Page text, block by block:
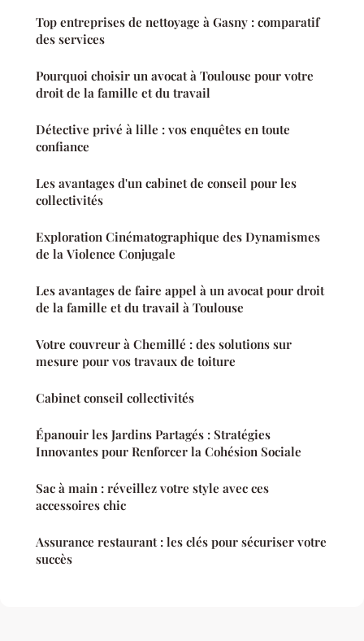
Top entreprises de nettoyage à Gasny : comparatif
des services
Pourquoi choisir un avocat à Toulouse pour votre
droit de la famille et du travail
Détective privé à lille : vos enquêtes en toute
confiance
Les avantages d'un cabinet de conseil pour les
collectivités
Exploration Cinématographique des Dynamismes
de la Violence Conjugale
Les avantages de faire appel à un avocat pour droit
de la famille et du travail à Toulouse
Votre couvreur à Chemillé : des solutions sur
mesure pour vos travaux de toiture
Cabinet conseil collectivités
Épanouir les Jardins Partagés : Stratégies
Innovantes pour Renforcer la Cohésion Sociale
Sac à main : réveillez votre style avec ces
accessoires chic
Assurance restaurant : les clés pour sécuriser votre
succès